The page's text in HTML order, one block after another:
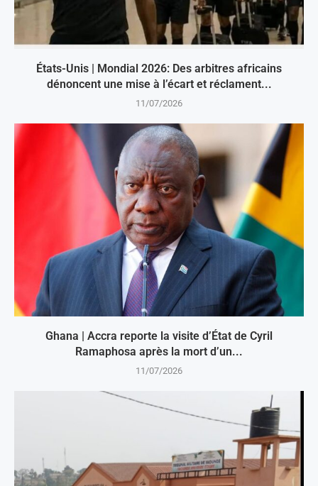
États-Unis | Mondial 2026: Des arbitres africains
dénoncent une mise à l’écart et réclament...
11/07/2026
Ghana | Accra reporte la visite d’État de Cyril
Ramaphosa après la mort d’un...
11/07/2026